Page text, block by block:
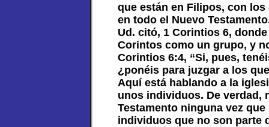
que están en Filipos, con
en todo el Nuevo
Ud. citó, 1 Corintios 6,
Corintos como un grupo, y
Corintios 6:4, “Si, pues,
¿ponéis para juzgar a los
Aquí está hablando a la
unos individuos. De verdad,
Testamento ninguna vez
individuos que no son parte